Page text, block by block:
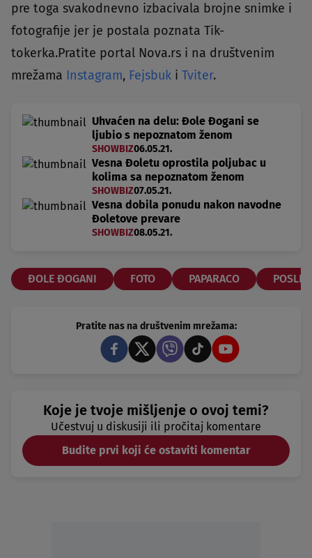
pre toga svakodnevno izbacivala brojne snimke i
fotografije jer je postala poznata Tik-
tokerka.Pratite portal Nova.rs i na društvenim
mrežama Instagram, Fejsbuk i Tviter.
Uhvaćen na delu: Đole Đogani se
ljubio s nepoznatom ženom
SHOWBIZ06.05.21.
Vesna Đoletu oprostila poljubac u
kolima sa nepoznatom ženom
SHOWBIZ07.05.21.
Vesna dobila ponudu nakon navodne
Đoletove prevare
SHOWBIZ08.05.21.
ĐOLE ĐOGANI FOTO PAPARACO POSLE
Pratite nas na društvenim mrežama:
Koje je tvoje mišljenje o ovoj temi?
Učestvuj u diskusiji ili pročitaj komentare
Budite prvi koji će ostaviti komentar